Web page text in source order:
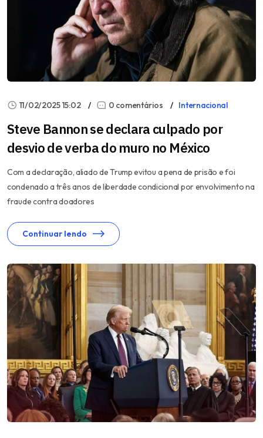
11/02/2025 15:02 0 comentários Internacional
Steve Bannon se declara culpado por
desvio de verba do muro no México
Com a declaração, aliado de Trump evitou a pena de prisão e foi
condenado a três anos de liberdade condicional por envolvimento na
fraude contra doadores
Continuar lendo